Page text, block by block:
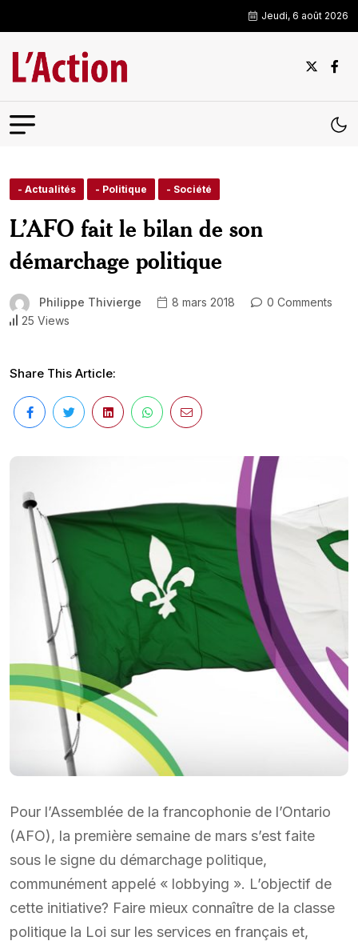
Jeudi, 6 août 2026
- Actualités - Politique - Société
L’AFO fait le bilan de son
démarchage politique
Philippe Thivierge 8 mars 2018
0 Comments
25 Views
Share This Article:
Pour l’Assemblée de la francophonie de l’Ontario
(AFO), la première semaine de mars s’est faite
sous le signe du démarchage politique,
communément appelé « lobbying ». L’objectif de
cette initiative? Faire mieux connaître de la classe
politique la Loi sur les services en français et,